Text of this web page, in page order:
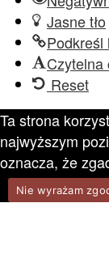
Jasne tło
Podkreśl
Czytelna
Reset
Ta strona
najwyższym
oznacza, że
Nie wyrażam